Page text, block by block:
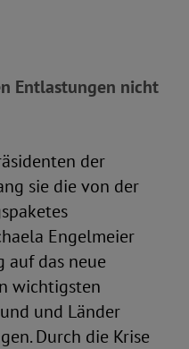
Entlastungen nicht
der
sie die von der
Engelmeier
auf das neue
wichtigsten
und Länder
Durch die Krise